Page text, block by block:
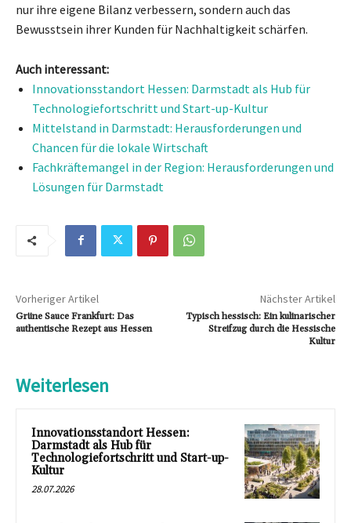
nur ihre eigene Bilanz verbessern, sondern auch das
Bewusstsein ihrer Kunden für Nachhaltigkeit schärfen.
Auch interessant:
Innovationsstandort Hessen: Darmstadt als Hub für
Technologiefortschritt und Start-up-Kultur
Mittelstand in Darmstadt: Herausforderungen und
Chancen für die lokale Wirtschaft
Fachkräftemangel in der Region: Herausforderungen und
Lösungen für Darmstadt
Vorheriger Artikel
Grüne Sauce Frankfurt: Das
authentische Rezept aus Hessen
Nächster Artikel
Typisch hessisch: Ein kulinarischer
Streifzug durch die Hessische
Kultur
Weiterlesen
Innovationsstandort Hessen:
Darmstadt als Hub für
Technologiefortschritt und Start-up-
Kultur
28.07.2026